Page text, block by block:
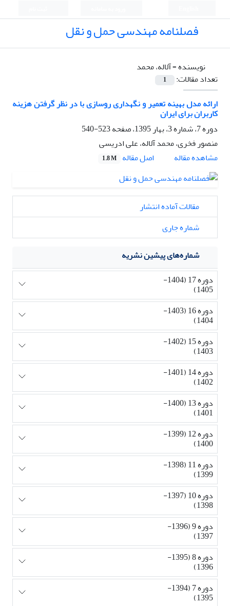
فصلنامه مهندسی حمل و نقل
نویسنده =آلاله، محمد
تعداد مقالات:
1
ارائه مدل بهینه تعمیر و نگهداری روسازی با در نظر گرفتن هزینه
کاربران برای ایران
دوره 7، شماره 3، بهار 1395، صفحه
523-540
منصور فخری، محمد آلاله، علی ادریسی
مشاهده مقاله
اصل مقاله 1.8 M
مقالات آماده انتشار
شماره جاری
شماره‌های پیشین نشریه
دوره 17 (1404-
1405)
دوره 16 (1403-
1404)
دوره 15 (1402-
1403)
دوره 14 (1401-
1402)
دوره 13 (1400-
1401)
دوره 12 (1399-
1400)
دوره 11 (1398-
1399)
دوره 10 (1397-
1398)
دوره 9 (1396-
1397)
دوره 8 (1395-
1396)
دوره 7 (1394-
1395)